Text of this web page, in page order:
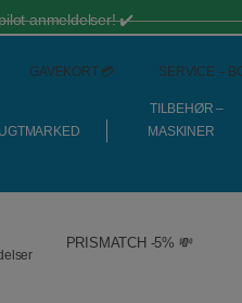
anmeldelser! ✔️
PRISMATCH -5% 💸
GAVEKORT 💳 SERVICE –
TILBEHØR –
MASKINER